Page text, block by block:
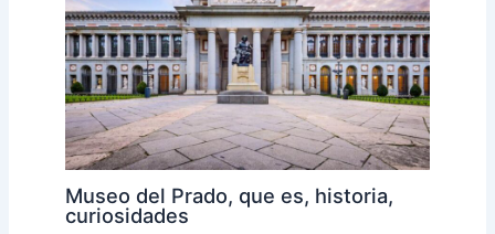
Museo del Prado, que es, historia,
curiosidades